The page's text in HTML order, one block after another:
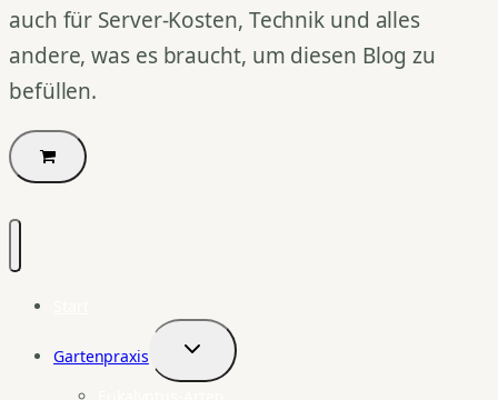
auch für Server-Kosten, Technik und alles
andere, was es braucht, um diesen Blog zu
befüllen.
Gartenpraxis
Untermenü
umschalten